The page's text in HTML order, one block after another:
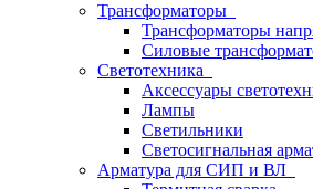
Трансформаторы
Трансформаторы
Силовые
Светотехника
Аксессуары
Лампы
Светильники
Светосигнальная
Арматура для СИП и ВЛ